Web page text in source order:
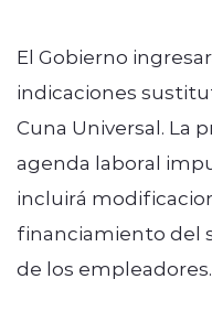
El Gobierno
indicaciones
Cuna Universal. La
agenda laboral
incluirá
financiamiento del
de los empleadores.